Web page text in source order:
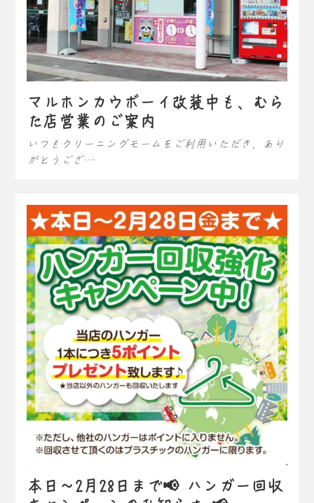
マルホンカウボーイ改装中も、むら
た店営業のご案内
いつもクリーニングモームをご利用いただき、あり
がとうござ…
本日〜2月28日まで📢 ハンガー回収